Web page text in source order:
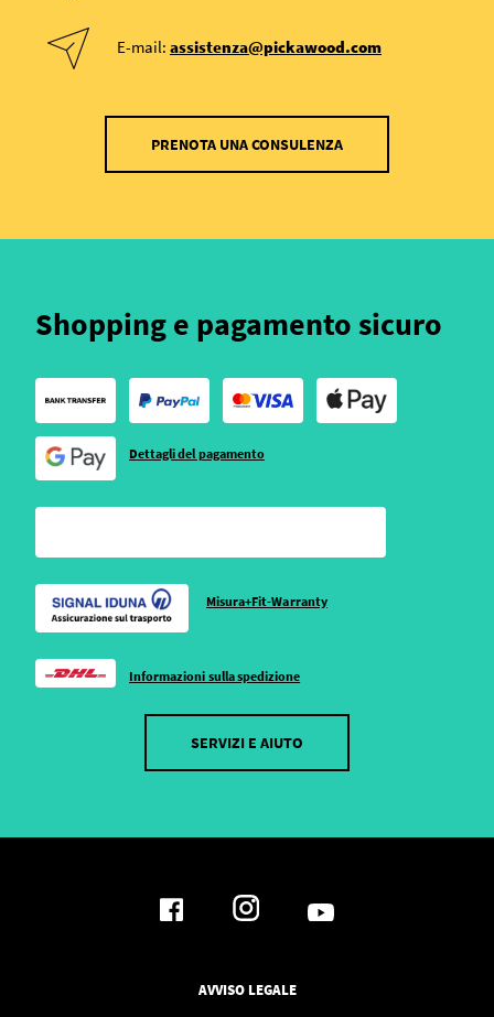
E-mail: assistenza@pickawood.com
PRENOTA UNA CONSULENZA
Shopping e pagamento sicuro
Dettagli del pagamento
Misura+Fit-Warranty
Informazioni sulla spedizione
SERVIZI E AIUTO
AVVISO LEGALE